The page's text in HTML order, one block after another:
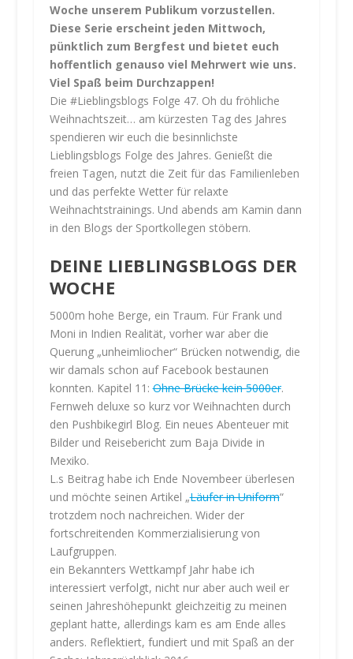
Woche unserem Publikum vorzustellen.
Diese Serie erscheint jeden Mittwoch,
pünktlich zum Bergfest und bietet euch
hoffentlich genauso viel Mehrwert wie uns.
Viel Spaß beim Durchzappen!
Die #Lieblingsblogs Folge 47. Oh du fröhliche
Weihnachtszeit… am kürzesten Tag des Jahres
spendieren wir euch die besinnlichste
Lieblingsblogs Folge des Jahres. Genießt die
freien Tagen, nutzt die Zeit für das Familienleben
und das perfekte Wetter für relaxte
Weihnachtstrainings. Und abends am Kamin dann
in den Blogs der Sportkollegen stöbern.
DEINE LIEBLINGSBLOGS DER
WOCHE
5000m hohe Berge, ein Traum. Für Frank und
Moni in Indien Realität, vorher war aber die
Querung „unheimliocher“ Brücken notwendig, die
wir damals schon auf Facebook bestaunen
konnten. Kapitel 11:Ohne Brücke kein 5000er.
Fernweh deluxe so kurz vor Weihnachten durch
den Pushbikegirl Blog. Ein neues Abenteuer mit
Bilder und Reisebericht zum Baja Divide in
Mexiko.
L.s Beitrag habe ich Ende Novembeer überlesen
und möchte seinen Artikel „Läufer in Uniform“
trotzdem noch nachreichen. Wider der
fortschreitenden Kommerzialisierung von
Laufgruppen.
ein Bekannters Wettkampf Jahr habe ich
interessiert verfolgt, nicht nur aber auch weil er
seinen Jahreshöhepunkt gleichzeitig zu meinen
geplant hatte, allerdings kam es am Ende alles
anders. Reflektiert, fundiert und mit Spaß an der
M
i
t
m
L
a
d